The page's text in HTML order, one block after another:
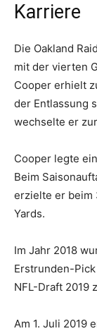
Karriere
Die Oakland
mit der vierten
Cooper erhielt
der Entlassung
wechselte er
Cooper legte
Beim
erzielte er beim
Yards.
Im Jahr 2018
Erstrunden-
NFL-Draft 2019
Am 1. Juli 2019